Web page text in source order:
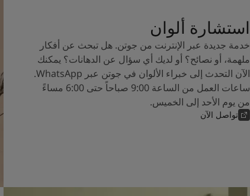
استشارة ألوان
خدمة جديدة عبر الإنترنت من جوتن. هل تبحث عن أفكار
ملهمة، أو نصائح؟ أو لديك أي سؤال عن الدهانات؟ يمكنك
الآن التحدث إلى خبراء الألوان في جوتن عبر WhatsApp.
ساعات العمل من الساعة 9:00 صباحاً حتى 6:00 مساءً
من يوم الأحد إلى الخميس.
تواصل الآن